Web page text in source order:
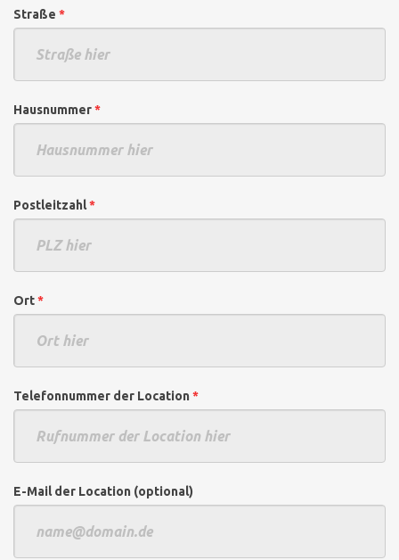
Straße *
Hausnummer*
Postleitzahl*
Ort*
Telefonnummer der Location *
E-Mail der Location (optional)